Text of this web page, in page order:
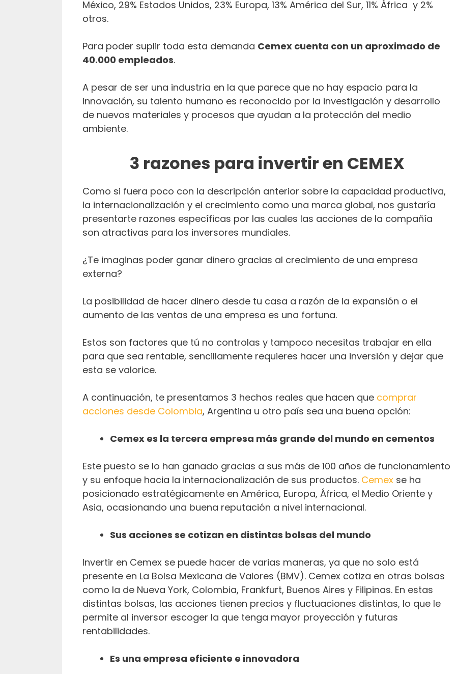
México, 29% Estados Unidos, 23% Europa, 13% América del Sur, 11% África y 2%
otros.
Para poder suplir toda esta demanda Cemex cuenta con un aproximado de
40.000 empleados.
A pesar de ser una industria en la que parece que no hay espacio para la
innovación, su talento humano es reconocido por la investigación y desarrollo
de nuevos materiales y procesos que ayudan a la protección del medio
ambiente.
3 razones para invertir en CEMEX
Como si fuera poco con la descripción anterior sobre la capacidad productiva,
la internacionalización y el crecimiento como una marca global, nos gustaría
presentarte razones específicas por las cuales las acciones de la compañía
son atractivas para los inversores mundiales.
¿Te imaginas poder ganar dinero gracias al crecimiento de una empresa
externa?
La posibilidad de hacer dinero desde tu casa a razón de la expansión o el
aumento de las ventas de una empresa es una fortuna.
Estos son factores que tú no controlas y tampoco necesitas trabajar en ella
para que sea rentable, sencillamente requieres hacer una inversión y dejar que
esta se valorice.
A continuación, te presentamos 3 hechos reales que hacen que comprar
acciones desde Colombia, Argentina u otro país sea una buena opción:
Cemex es la tercera empresa más grande del mundo en cementos
Este puesto se lo han ganado gracias a sus más de 100 años de funcionamiento
y su enfoque hacia la internacionalización de sus productos. Cemex se ha
posicionado estratégicamente en América, Europa, África, el Medio Oriente y
Asia, ocasionando una buena reputación a nivel internacional.
Sus acciones se cotizan en distintas bolsas del mundo
Invertir en Cemex se puede hacer de varias maneras, ya que no solo está
presente en La Bolsa Mexicana de Valores (BMV). Cemex cotiza en otras bolsas
como la de Nueva York, Colombia, Frankfurt, Buenos Aires y Filipinas. En estas
distintas bolsas, las acciones tienen precios y fluctuaciones distintas, lo que le
permite al inversor escoger la que tenga mayor proyección y futuras
rentabilidades.
Es una empresa eficiente e innovadora